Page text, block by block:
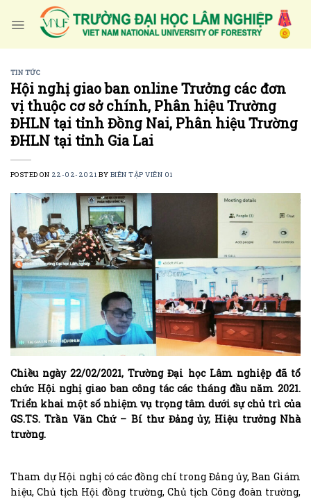
TIN TỨC
Hội nghị giao ban online Trưởng các đơn
vị thuộc cơ sở chính, Phân hiệu Trường
ĐHLN tại tỉnh Đồng Nai, Phân hiệu Trường
ĐHLN tại tỉnh Gia Lai
POSTED ON 22-02-2021 BY BIÊN TẬP VIÊN 01
Chiều ngày 22/02/2021, Trường Đại học Lâm nghiệp đã tổ
chức Hội nghị giao ban công tác các tháng đầu năm 2021.
Triển khai một số nhiệm vụ trọng tâm dưới sự chủ trì của
GS.TS. Trần Văn Chứ – Bí thư Đảng ủy, Hiệu trưởng Nhà
trường.
Tham dự Hội nghị có các đồng chí trong Đảng ủy, Ban Giám
hiệu, Chủ tịch Hội đồng trường, Chủ tịch Công đoàn trường,